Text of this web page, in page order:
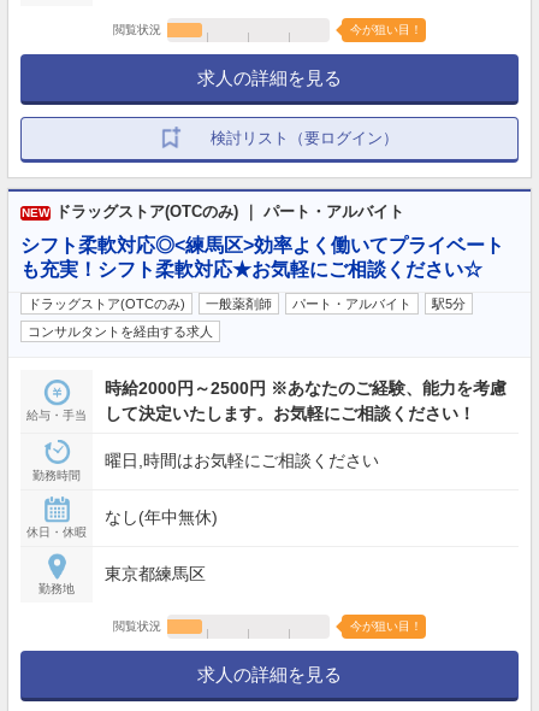
閲覧状況 今が狙い目！
求人の詳細を見る
検討リスト（要ログイン）
NEW ドラッグストア(OTCのみ) ｜ パート・アルバイト
シフト柔軟対応◎<練馬区>効率よく働いてプライベート
も充実！シフト柔軟対応★お気軽にご相談ください☆
ドラッグストア(OTCのみ) 一般薬剤師 パート・アルバイト
駅5分
コンサルタントを経由する求人
給与・手当
時給2000円～2500円 ※あなたのご経験、能力を考慮
して決定いたします。お気軽にご相談ください！
勤務時間
曜日,時間はお気軽にご相談ください
休日・休暇
なし(年中無休)
勤務地
東京都練馬区
閲覧状況 今が狙い目！
求人の詳細を見る